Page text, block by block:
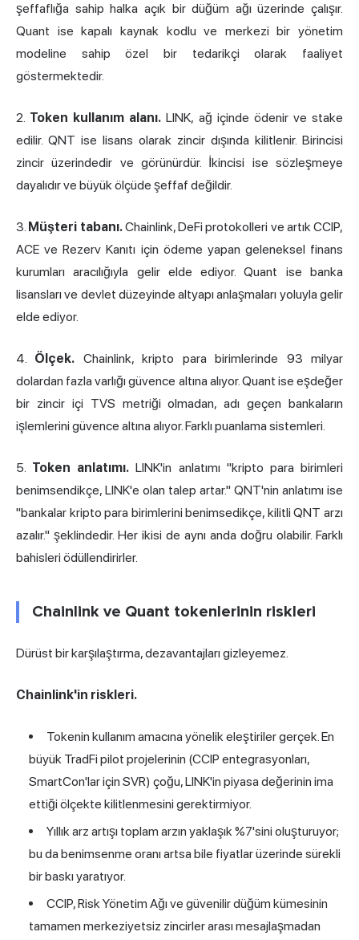
şeffaflığa sahip halka açık bir düğüm ağı üzerinde çalışır.
Quant ise kapalı kaynak kodlu ve merkezi bir yönetim
modeline sahip özel bir tedarikçi olarak faaliyet
göstermektedir.
2. Token kullanım alanı. LINK, ağ içinde ödenir ve stake
edilir. QNT ise lisans olarak zincir dışında kilitlenir. Birincisi
zincir üzerindedir ve görünürdür. İkincisi ise sözleşmeye
dayalıdır ve büyük ölçüde şeffaf değildir.
3. Müşteri tabanı.Chainlink, DeFi protokolleri ve artık CCIP,
ACE ve Rezerv Kanıtı için ödeme yapan geleneksel finans
kurumları aracılığıyla gelir elde ediyor. Quant ise banka
lisansları ve devlet düzeyinde altyapı anlaşmaları yoluyla gelir
elde ediyor.
4. Ölçek. Chainlink, kripto para birimlerinde 93 milyar
dolardan fazla varlığı güvence altına alıyor. Quant ise eşdeğer
bir zincir içi TVS metriği olmadan, adı geçen bankaların
işlemlerini güvence altına alıyor. Farklı puanlama sistemleri.
5. Token anlatımı. LINK'in anlatımı "kripto para birimleri
benimsendikçe, LINK'e olan talep artar." QNT'nin anlatımı ise
"bankalar kripto para birimlerini benimsedikçe, kilitli QNT arzı
azalır." şeklindedir. Her ikisi de aynı anda doğru olabilir. Farklı
bahisleri ödüllendirirler.
Chainlink ve Quant tokenlerinin riskleri
Dürüst bir karşılaştırma, dezavantajları gizleyemez.
Chainlink'in riskleri.
Tokenin kullanım amacına yönelik eleştiriler gerçek. En
büyük TradFi pilot projelerinin (CCIP entegrasyonları,
SmartCon'lar için SVR) çoğu, LINK'in piyasa değerinin ima
ettiği ölçekte kilitlenmesini gerektirmiyor.
Yıllık arz artışı toplam arzın yaklaşık %7'sini oluşturuyor;
bu da benimsenme oranı artsa bile fiyatlar üzerinde sürekli
bir baskı yaratıyor.
CCIP, Risk Yönetim Ağı ve güvenilir düğüm kümesinin
tamamen merkeziyetsiz zincirler arası mesajlaşmadan